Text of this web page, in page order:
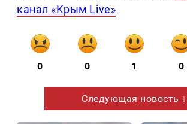
канал «Крым Live»
0 0 1 0
Следующая новость ↓